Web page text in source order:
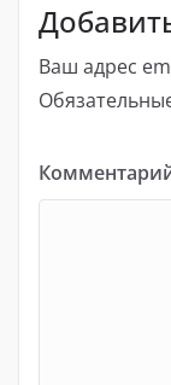
Ваш адрес